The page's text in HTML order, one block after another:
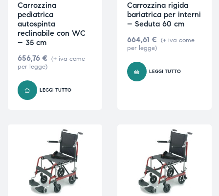
Carrozzina
pediatrica
autospinta
reclinabile con WC
– 35 cm
656,76 € (+ iva come
per legge)
LEGGI TUTTO
Carrozzina rigida
bariatrica per interni
– Seduta 60 cm
664,61 € (+ iva come
per legge)
LEGGI TUTTO